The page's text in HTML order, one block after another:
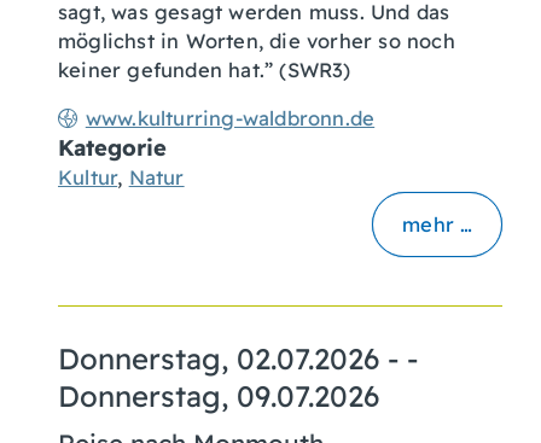
www.kulturring-waldbronn.de
sagt, was gesagt werden muss. Und das
möglichst in Worten, die vorher so noch
keiner gefunden hat.” (SWR3)
Kategorie
Kultur, Natur
mehr …
Donnerstag, 02.07.2026 - -
Donnerstag, 09.07.2026